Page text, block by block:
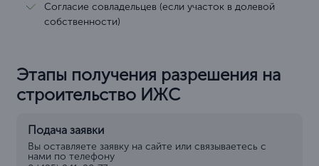
Согласие совладельцев (если участок в долевой
собственности)
Этапы получения разрешения на
строительство ИЖС
Подача заявки
Вы оставляете заявку на сайте или связываетесь с
нами по телефону